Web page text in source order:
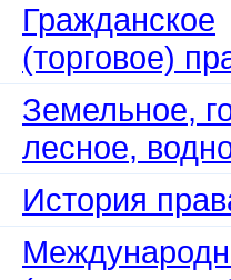
Гражданское
(торговое)
Земельное,
лесное,
История